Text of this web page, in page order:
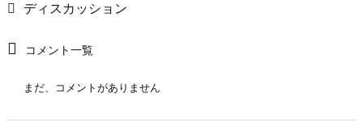
ディスカッション
コメント一覧
まだ、コメントがありません